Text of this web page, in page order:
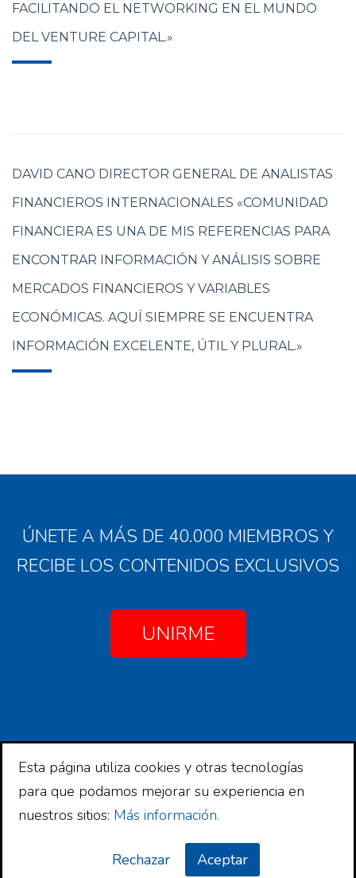
FACILITANDO EL NETWORKING EN EL MUNDO
DEL VENTURE CAPITAL.»
DAVID CANO DIRECTOR GENERAL DE ANALISTAS
FINANCIEROS INTERNACIONALES «COMUNIDAD
FINANCIERA ES UNA DE MIS REFERENCIAS PARA
ENCONTRAR INFORMACIÓN Y ANÁLISIS SOBRE
MERCADOS FINANCIEROS Y VARIABLES
ECONÓMICAS. AQUÍ SIEMPRE SE ENCUENTRA
INFORMACIÓN EXCELENTE, ÚTIL Y PLURAL.»
ÚNETE A MÁS DE 40.000 MIEMBROS Y
RECIBE LOS CONTENIDOS EXCLUSIVOS
UNIRME
Copyright © 2026 Comunidad Financiera
Copyright © 2026 ·Comunidad Financiera
Esta página utiliza cookies y otras tecnologías
para que podamos mejorar su experiencia en
nuestros sitios: Más información.
Aceptar
Rechazar